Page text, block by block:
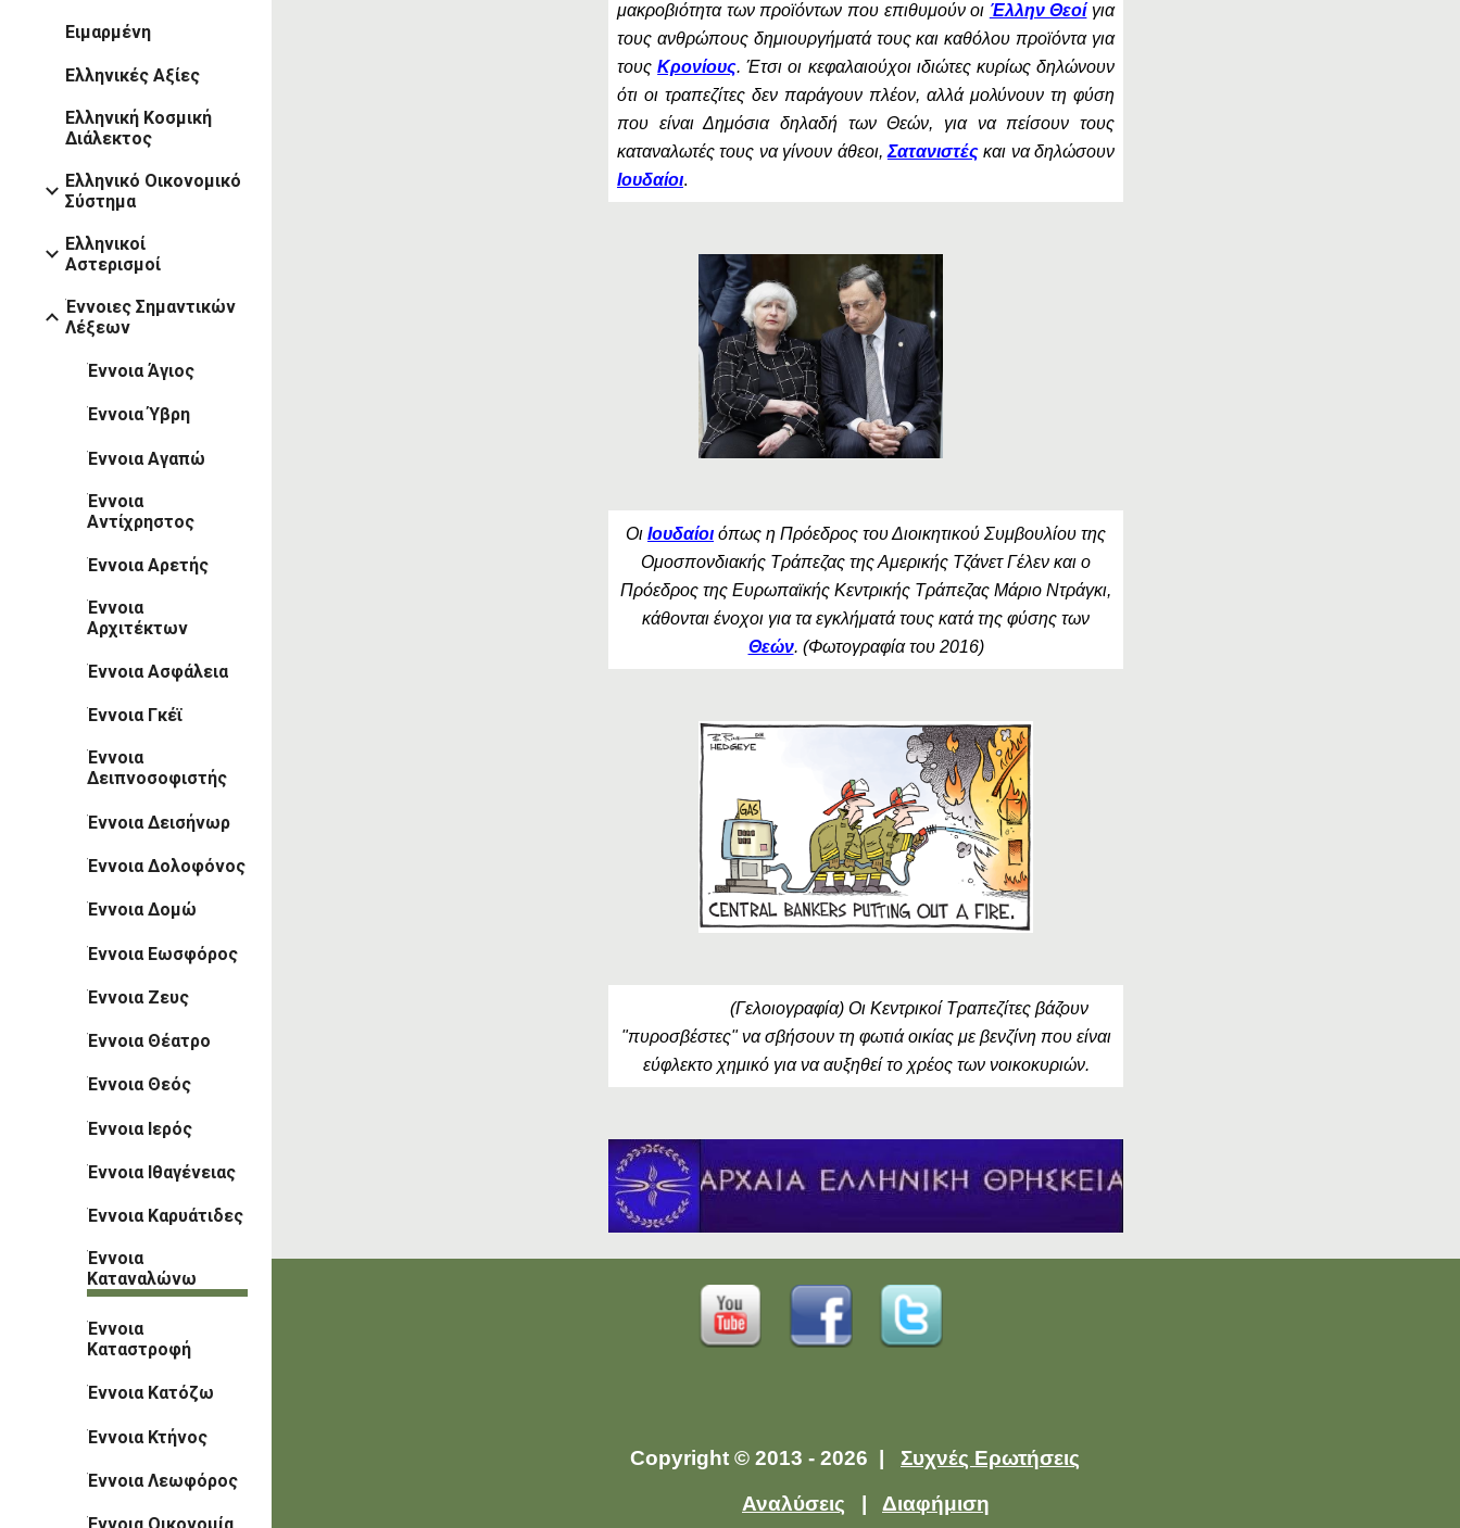
Ειμαρμένη
Ελληνικές Αξίες
Ελληνική Κοσμική
Διάλεκτος
Ελληνικό Οικονομικό
Σύστημα
Ελληνικοί
Αστερισμοί
Έννοιες Σημαντικών
Λέξεων
Έννοια Άγιος
Έννοια Ύβρη
Έννοια Αγαπώ
Έννοια
Αντίχρηστος
Έννοια Αρετής
Έννοια
Αρχιτέκτων
Έννοια Ασφάλεια
Έννοια Γκέϊ
Έννοια
Δειπνοσοφιστής
Έννοια Δεισήνωρ
Έννοια Δολοφόνος
Έννοια Δομώ
Έννοια Εωσφόρος
Έννοια Ζευς
Έννοια Θέατρο
Έννοια Θεός
Έννοια Ιερός
Έννοια Ιθαγένειας
Έννοια Καρυάτιδες
Έννοια
Καταναλώνω
Έννοια
Καταστροφή
Έννοια Κατόζω
Έννοια Κτήνος
Έννοια Λεωφόρος
μακροβιότητα των προϊόντων που επιθυμούν οι Έλλην Θεοίγια
τους ανθρώπους δημιουργήματά τους και καθόλου προϊόντα για
τουςΚρονίους. Έτσι οι κεφαλαιούχοι ιδιώτες κυρίως δηλώνουν
ότι οι τραπεζίτες δεν παράγουν πλέον, αλλά μολύνουν τη φύση
που είναι Δημόσια δηλαδή των Θεών, για να πείσουν τους
καταναλωτές τους να γίνουν άθεοι, Σατανιστέςκαι να δηλώσουν
Ιουδαίοι.
Οι Ιουδαίοι όπως η Πρόεδρος του Διοικητικού Συμβουλίου της
Ομοσπονδιακής Τράπεζας της Αμερικής Τζάνετ Γέλεν και ο
Πρόεδρος της Ευρωπαϊκής Κεντρικής Τράπεζας Μάριο Ντράγκι,
κάθονται ένοχοι για τα εγκλήματά τους κατά της φύσης των
Θεών. (Φωτογραφία του 2016)
(Γελοιογραφία) Οι Κεντρικοί Τραπεζίτες βάζουν
"πυροσβέστες" να σβήσουν τη φωτιά οικίας με βενζίνη που είναι
εύφλεκτο χημικό για να αυξηθεί το χρέος των νοικοκυριών.
Copyright © 2013 - 2026 | Συχνές Ερωτήσεις
Αναλύσεις
Διαφήμιση